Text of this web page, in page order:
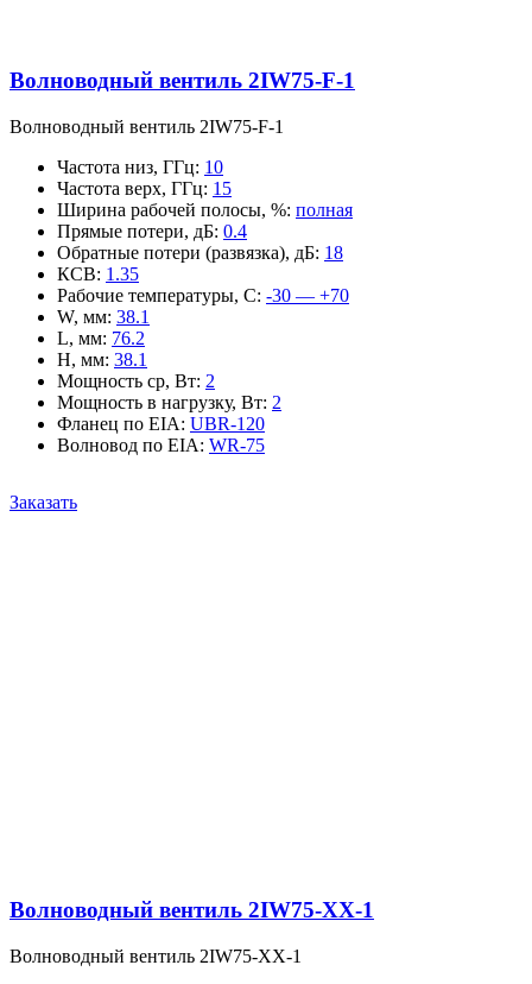
Волноводный вентиль 2IW75-F-1
Волноводный вентиль 2IW75-F-1
Частота низ, ГГц: 10
Частота верх, ГГц: 15
Ширина рабочей полосы, %: полная
Прямые потери, дБ: 0.4
Обратные потери (развязка), дБ: 18
КСВ: 1.35
Рабочие температуры, С: -30 — +70
W, мм: 38.1
L, мм: 76.2
H, мм: 38.1
Мощность ср, Вт: 2
Мощность в нагрузку, Вт: 2
Фланец по EIA: UBR-120
Волновод по EIA: WR-75
Заказать
Волноводный вентиль 2IW75-XX-1
Волноводный вентиль 2IW75-XX-1